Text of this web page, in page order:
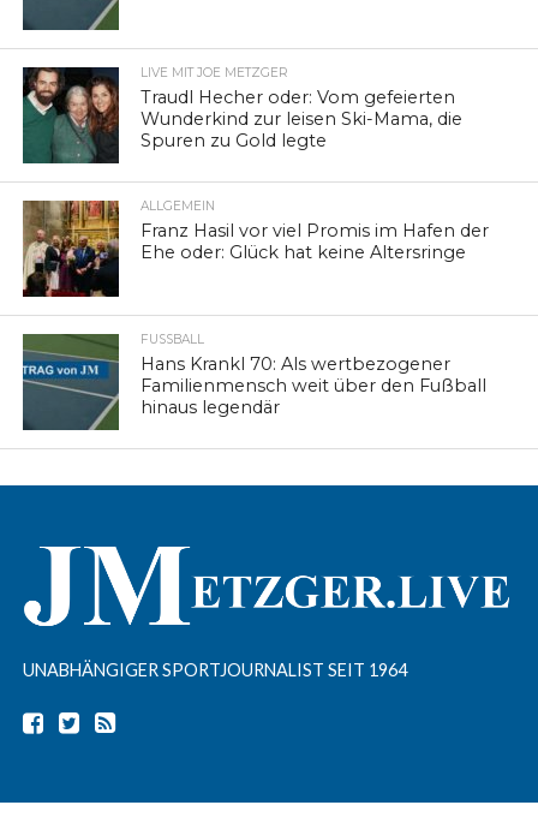
LIVE MIT JOE METZGER
Traudl Hecher oder: Vom gefeierten
Wunderkind zur leisen Ski-Mama, die
Spuren zu Gold legte
ALLGEMEIN
Franz Hasil vor viel Promis im Hafen der
Ehe oder: Glück hat keine Altersringe
FUSSBALL
Hans Krankl 70: Als wertbezogener
Familienmensch weit über den Fußball
hinaus legendär
UNABHÄNGIGER SPORTJOURNALIST SEIT 1964